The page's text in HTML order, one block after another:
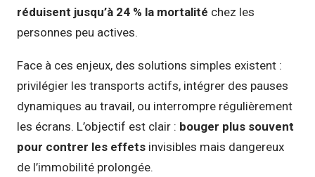
réduisent jusqu’à 24 % la mortalité chez les
personnes peu actives.
Face à ces enjeux, des solutions simples existent :
privilégier les transports actifs, intégrer des pauses
dynamiques au travail, ou interrompre régulièrement
les écrans. L’objectif est clair : bouger plus souvent
pour contrer les effets invisibles mais dangereux
de l’immobilité prolongée.